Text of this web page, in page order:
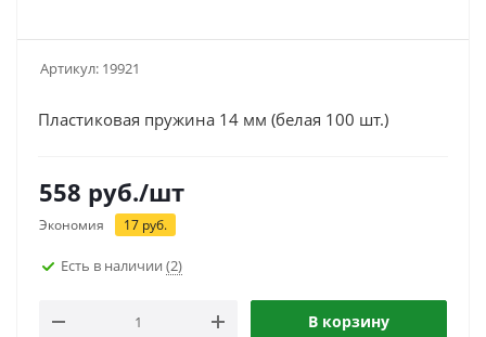
Артикул: 19921
Пластиковая пружина 14 мм (белая 100 шт.)
558 руб./шт
Экономия 17 руб.
Есть в наличии (2)
В корзину